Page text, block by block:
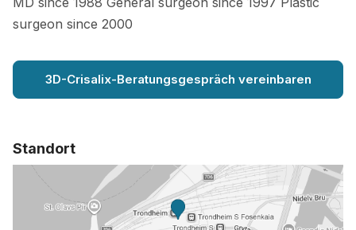
surgeon since 2000
3D-Crisalix-Beratungsgespräch vereinbaren
Standort